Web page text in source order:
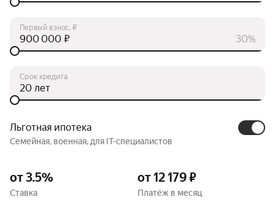
Первый взнос, ₽
30%
₽
Срок кредита
лет
Льготная ипотека
Семейная, военная, для IT-специалистов
от 3.5%
Ставка
от 12 179 ₽
Платёж в месяц